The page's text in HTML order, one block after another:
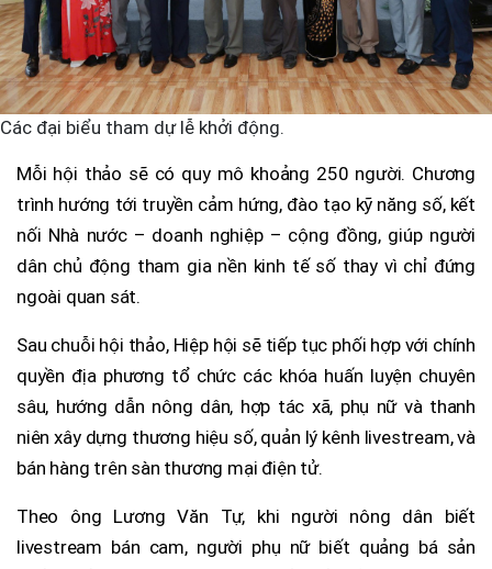
Các đại biểu tham dự lễ khởi động.
Mỗi hội thảo sẽ có quy mô khoảng 250 người. Chương
trình hướng tới truyền cảm hứng, đào tạo kỹ năng số, kết
nối Nhà nước – doanh nghiệp – cộng đồng, giúp người
dân chủ động tham gia nền kinh tế số thay vì chỉ đứng
ngoài quan sát.
Sau chuỗi hội thảo, Hiệp hội sẽ tiếp tục phối hợp với chính
quyền địa phương tổ chức các khóa huấn luyện chuyên
sâu, hướng dẫn nông dân, hợp tác xã, phụ nữ và thanh
niên xây dựng thương hiệu số, quản lý kênh livestream, và
bán hàng trên sàn thương mại điện tử.
Theo ông Lương Văn Tự, khi người nông dân biết
livestream bán cam, người phụ nữ biết quảng bá sản